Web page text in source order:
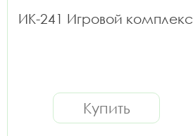
ИК-241 Игровой комплекс
Купить